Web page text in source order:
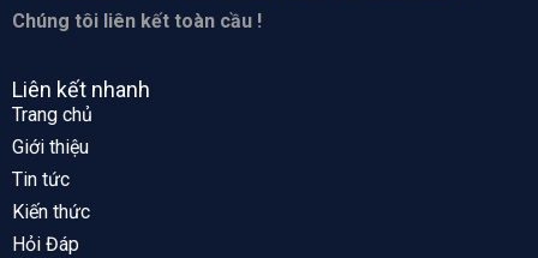
Chúng tôi liên kết toàn cầu !
Liên kết nhanh
Trang chủ
Giới thiệu
Tin tức
Kiến thức
Hỏi Đáp